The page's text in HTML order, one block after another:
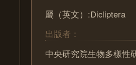
屬（英文）:Dicliptera
出版者：
中央研究院生物多樣性